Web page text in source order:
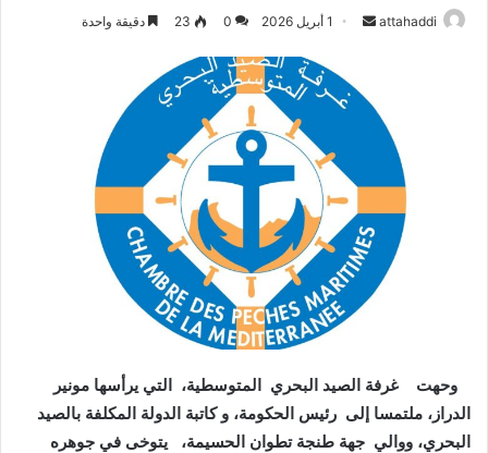
attahaddi
ل
ا
إ
ك
ن
ي
1 أبريل 2026 0
23 دقيقة واحدة
وحهت غرفة الصيد البحري المتوسطية، التي يرأسها مونير
الدراز، ملتمسا إلى رئيس الحكومة، و كاتبة الدولة المكلفة بالصيد
البحري، ووالي جهة طنجة تطوان الحسيمة، يتوخى في جوهره